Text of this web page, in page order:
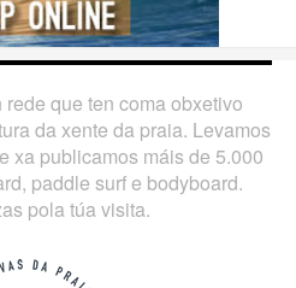
que ten coma obxetivo
da xente da praia. Levamos
xa publicamos máis de 5.000
paddle surf e bodyboard.
pola túa visita.